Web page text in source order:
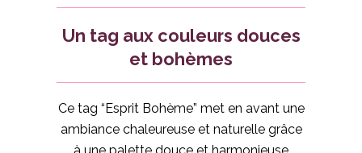
Un tag aux couleurs douces
et bohèmes
Ce tag “Esprit Bohème” met en avant une
ambiance chaleureuse et naturelle grâce